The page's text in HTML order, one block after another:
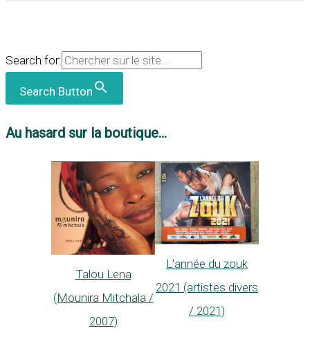
Search for:
Search Button
Au hasard sur la boutique...
Talou Lena
(Mounira Mitchala /
2007)
L'année du zouk
2021 (artistes divers
/ 2021)